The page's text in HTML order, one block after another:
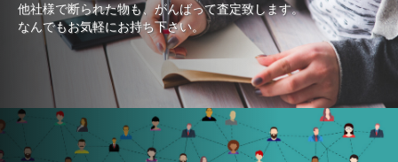
他社様で断られた物も、がんばって査定致します。
なんでもお気軽にお持ち下さい。